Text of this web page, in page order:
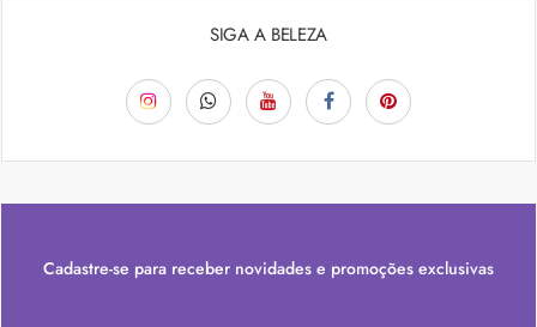
SIGA A BELEZA
Cadastre-se para receber novidades e promoções exclusivas